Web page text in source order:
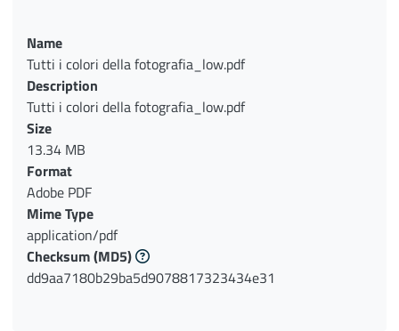
Name
Tutti i colori della fotografia_low.pdf
Description
Tutti i colori della fotografia_low.pdf
Size
13.34 MB
Format
Adobe PDF
Mime Type
application/pdf
Checksum(MD5)
dd9aa7180b29ba5d9078817323434e31